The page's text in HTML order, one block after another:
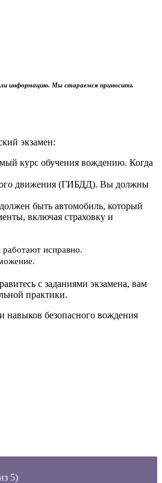
информацию. Мы стараемся приносить
экзамен:
курс обучения вождению. Когда
движения (ГИБДД). Вы должны
быть автомобиль, который
включая страховку и
работают исправно.
с заданиями экзамена, вам
практики.
навыков безопасного вождения
5)